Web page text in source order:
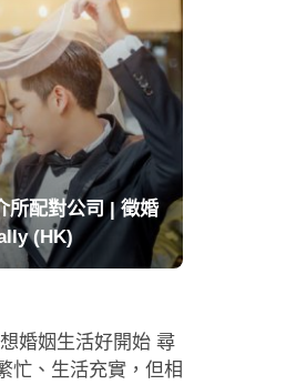
所配對公司 | 徵婚
(HK)
婚姻生活好開始 尋
忙、生活充實，但相